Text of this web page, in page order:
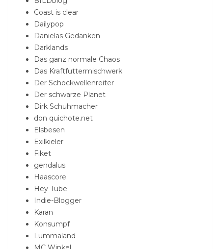
Coast is clear
Dailypop
Danielas Gedanken
Darklands
Das ganz normale Chaos
Das Kraftfuttermischwerk
Der Schockwellenreiter
Der schwarze Planet
Dirk Schuhmacher
don quichote.net
Elsbesen
Exilkieler
Fiket
gendalus
Haascore
Hey Tube
Indie-Blogger
Karan
Konsumpf
Lummaland